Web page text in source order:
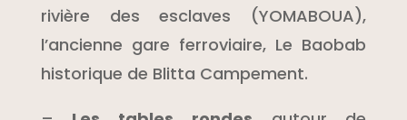
rivière des esclaves (YOMABOUA),
l’ancienne gare ferroviaire, Le Baobab
historique de Blitta Campement.